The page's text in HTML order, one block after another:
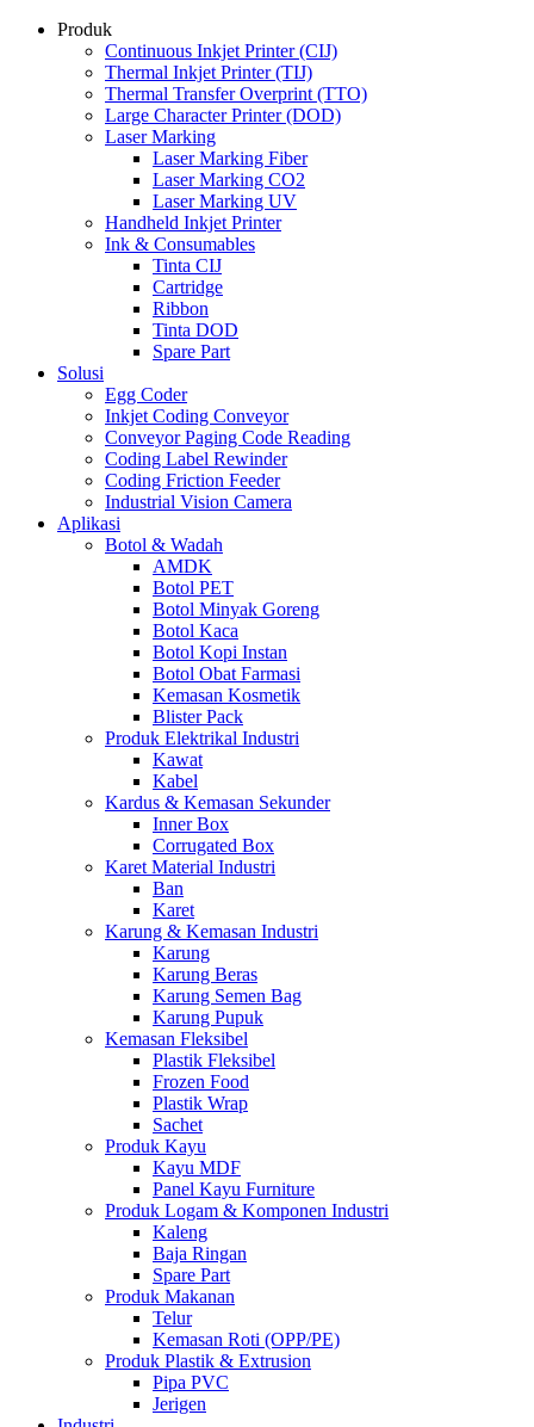
Produk
Continuous Inkjet Printer (CIJ)
Thermal Inkjet Printer (TIJ)
Thermal Transfer Overprint (TTO)
Large Character Printer (DOD)
Laser Marking
Laser Marking Fiber
Laser Marking CO2
Laser Marking UV
Handheld Inkjet Printer
Ink & Consumables
Tinta CIJ
Cartridge
Ribbon
Tinta DOD
Spare Part
Solusi
Egg Coder
Inkjet Coding Conveyor
Conveyor Paging Code Reading
Coding Label Rewinder
Coding Friction Feeder
Industrial Vision Camera
Aplikasi
Botol & Wadah
AMDK
Botol PET
Botol Minyak Goreng
Botol Kaca
Botol Kopi Instan
Botol Obat Farmasi
Kemasan Kosmetik
Blister Pack
Produk Elektrikal Industri
Kawat
Kabel
Kardus & Kemasan Sekunder
Inner Box
Corrugated Box
Karet Material Industri
Ban
Karet
Karung & Kemasan Industri
Karung
Karung Beras
Karung Semen Bag
Karung Pupuk
Kemasan Fleksibel
Plastik Fleksibel
Frozen Food
Plastik Wrap
Sachet
Produk Kayu
Kayu MDF
Panel Kayu Furniture
Produk Logam & Komponen Industri
Kaleng
Baja Ringan
Spare Part
Produk Makanan
Telur
Kemasan Roti (OPP/PE)
Produk Plastik & Extrusion
Pipa PVC
Jerigen